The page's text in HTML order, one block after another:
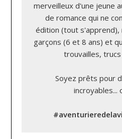
merveilleux d'une jeune
de romance qui ne
édition (tout s'apprend),
garçons (6 et 8 ans) et
trouvailles,
Soyez prêts pour
incroyables...